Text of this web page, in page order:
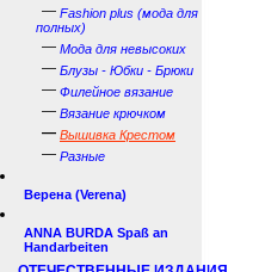
— Fashion plus (мода для
полных)
— Мода для невысоких
— Блузы - Юбки - Брюки
— Филейное вязание
— Вязание крючком
— Вышивка Крестом
— Разные
Верена (Verena)
ANNA BURDA Spaß an
Handarbeiten